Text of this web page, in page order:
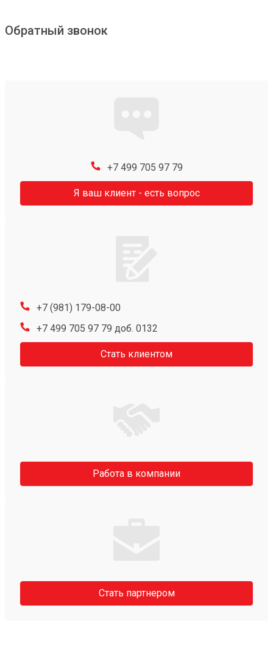
Обратный звонок
+7 499 705 97 79
Я ваш клиент - есть вопрос
+7 (981) 179-08-00
+7 499 705 97 79 доб. 0132
Стать клиентом
Работа в компании
Стать партнером